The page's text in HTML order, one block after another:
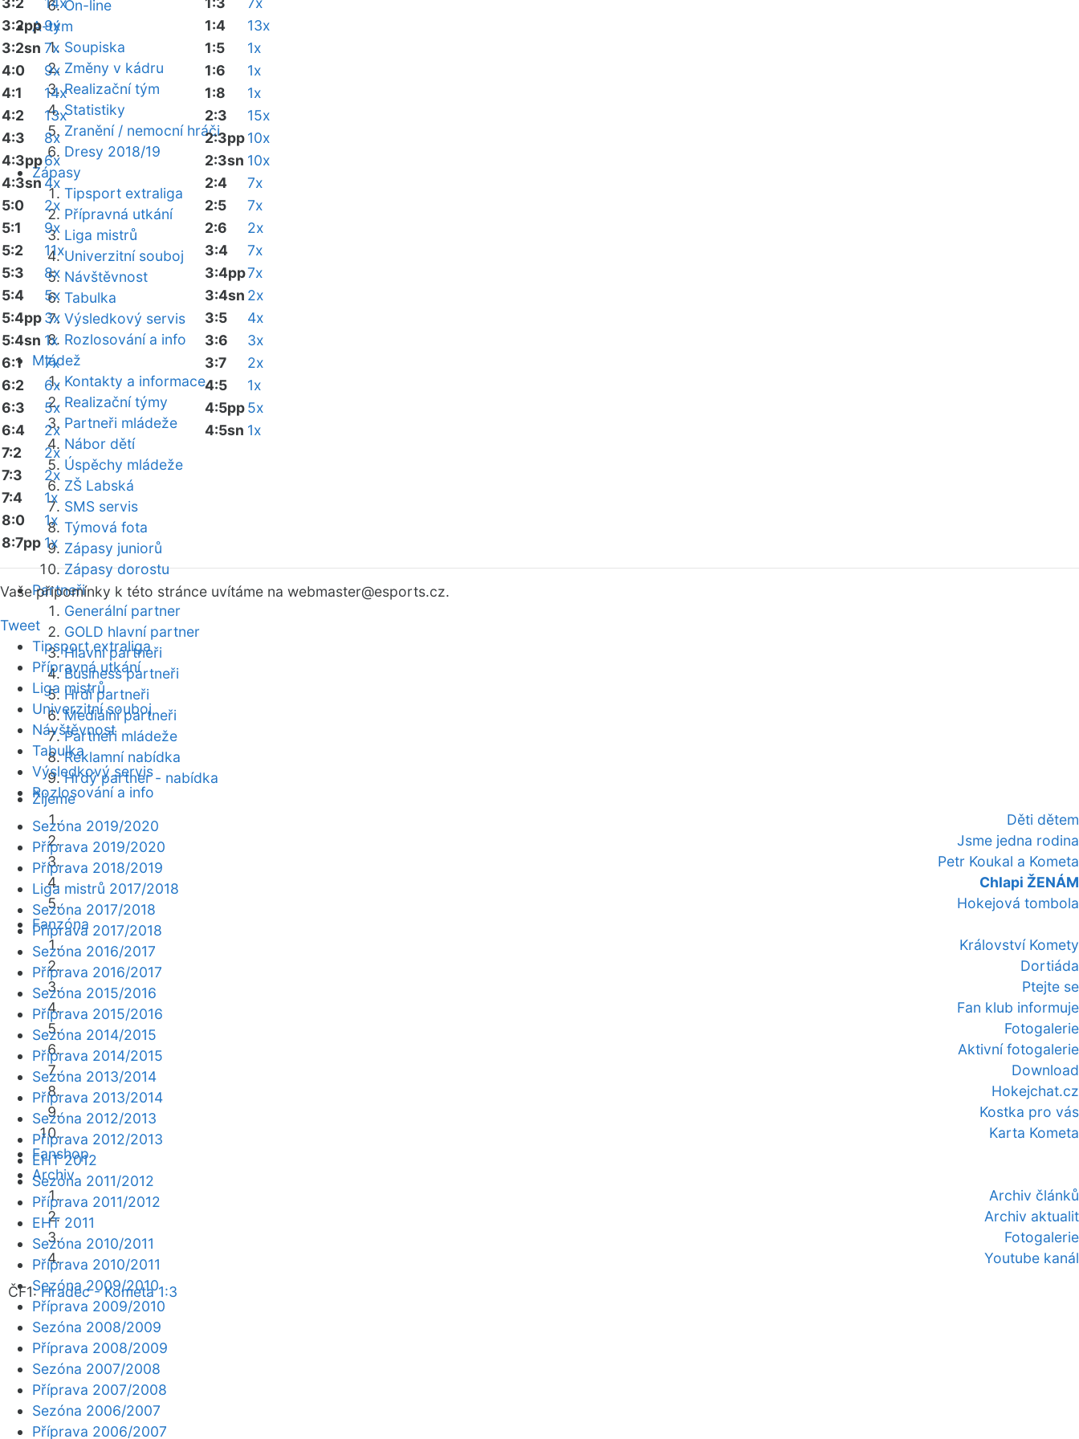
On-line
A-tým
Soupiska
Změny v kádru
Realizační tým
Statistiky
Zranění / nemocní hráči
Dresy 2018/19
Zápasy
Tipsport extraliga
Přípravná utkání
Liga mistrů
Univerzitní souboj
Návštěvnost
Tabulka
Výsledkový servis
Rozlosování a info
Mládež
Kontakty a informace
Realizační týmy
Partneři mládeže
Nábor dětí
Úspěchy mládeže
ZŠ Labská
SMS servis
Týmová fota
Zápasy juniorů
Zápasy dorostu
Partneři
Generální partner
GOLD hlavní partner
Hlavní partneři
Business partneři
Hrdí partneři
Mediální partneři
Partneři mládeže
Reklamní nabídka
Hrdý partner - nabídka
Žijeme
Děti dětem
Jsme jedna rodina
Petr Koukal a Kometa
Chlapi ŽENÁM
Hokejová tombola
Fanzóna
Království Komety
Dortiáda
Ptejte se
Fan klub informuje
Fotogalerie
Aktivní fotogalerie
Download
Hokejchat.cz
Kostka pro vás
Karta Kometa
Fanshop
Archiv
Archiv článků
Archiv aktualit
Fotogalerie
Youtube kanál
ČF1:Hradec - Kometa 1:3
3:2pp9x
3:2sn 7x
4:0
9x
4:1
14x
4:2
13x
4:3
8x
4:3pp6x
4:3sn4x
5:0
2x
5:1
9x
5:2
11x
5:3
8x
5:4
5x
5:4pp3x
5:4sn 1x
6:1
7x
6:2
6x
6:3
5x
6:4
2x
7:2
2x
7:3
2x
7:4
1x
8:0
1x
8:7pp 1x
1:4
13x
1:5
1x
1:6
1x
1:8
1x
2:3
15x
2:3pp10x
2:3sn 10x
2:4
7x
2:5
7x
2:6
2x
3:4
7x
3:4pp7x
3:4sn 2x
3:5
4x
3:6
3x
3:7
2x
4:5
1x
4:5pp5x
4:5sn 1x
Vaše připomínky k této stránce uvítáme na webmaster@esports.cz.
Tweet
Tipsport extraliga
Přípravná utkání
Liga mistrů
Univerzitní souboj
Návštěvnost
Tabulka
Výsledkový servis
Rozlosování a info
Sezóna 2019/2020
Příprava 2019/2020
Příprava 2018/2019
Liga mistrů 2017/2018
Sezóna 2017/2018
Příprava 2017/2018
Sezóna 2016/2017
Příprava 2016/2017
Sezóna 2015/2016
Příprava 2015/2016
Sezóna 2014/2015
Příprava 2014/2015
Sezóna 2013/2014
Příprava 2013/2014
Sezóna 2012/2013
Příprava 2012/2013
EHT 2012
Sezóna 2011/2012
Příprava 2011/2012
EHT 2011
Sezóna 2010/2011
Příprava 2010/2011
Sezóna 2009/2010
Příprava 2009/2010
Sezóna 2008/2009
Příprava 2008/2009
Sezóna 2007/2008
Příprava 2007/2008
Sezóna 2006/2007
Příprava 2006/2007